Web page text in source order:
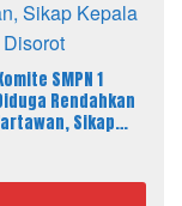
SMPN 1
Rendahkan
Sikap